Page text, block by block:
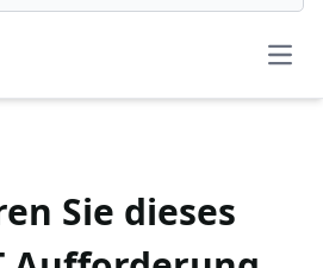
Sie dieses